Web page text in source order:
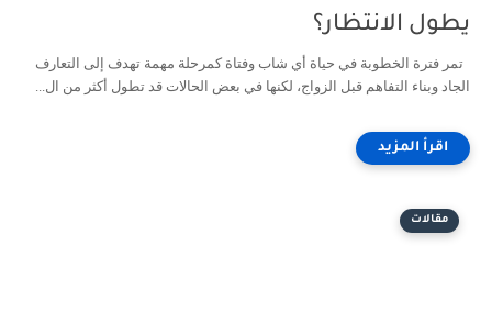
يطول الانتظار؟
تمر فترة الخطوبة في حياة أي شاب وفتاة كمرحلة مهمة تهدف إلى التعارف
الجاد وبناء التفاهم قبل الزواج، لكنها في بعض الحالات قد تطول أكثر من ال...
مقالات